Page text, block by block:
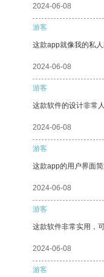
2024-06-08
游客
这款app就像我的私
2024-06-08
游客
这款软件的设计非常
2024-06-08
游客
这款app的用户界面
2024-06-08
游客
这款软件非常实用，
2024-06-08
游客